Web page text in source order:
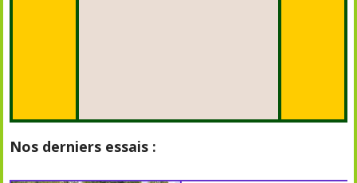
Nos derniers essais :